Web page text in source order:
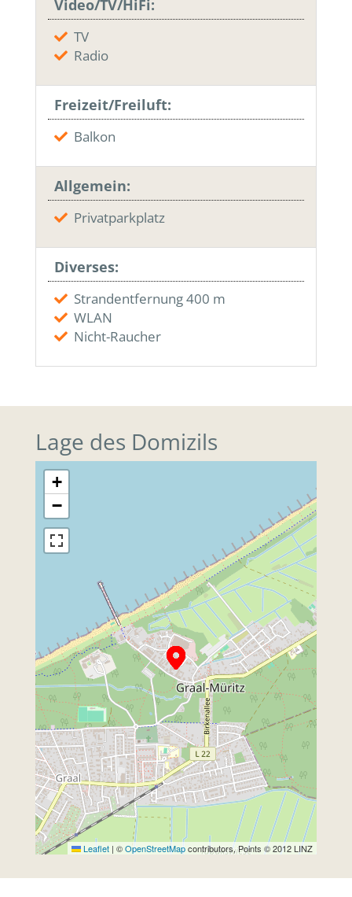
Video/TV/HiFi:
TV
Radio
Freizeit/Freiluft:
Balkon
Allgemein:
Privatparkplatz
Diverses:
Strandentfernung 400 m
WLAN
Nicht-Raucher
Lage des Domizils
+
−
Leaflet | ©OpenStreetMapcontributors, Points © 2012 LINZ